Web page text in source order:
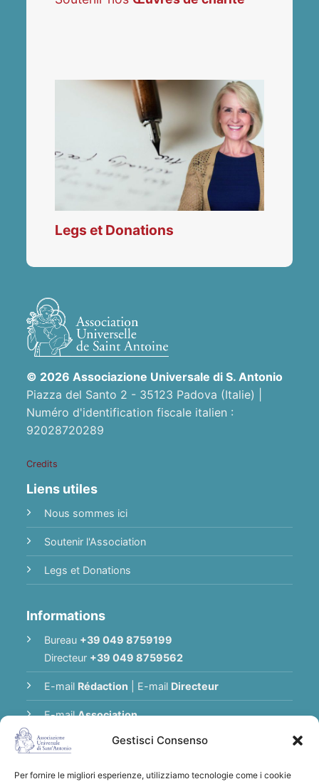
Gestisci Consenso
Per fornire le migliori esperienze, utilizziamo tecnologie come i cookie
Legs et Donations
© 2026 Associazione Universale di S. Antonio
Piazza del Santo 2 - 35123 Padova (Italie) |
Numéro d'identification fiscale italien :
92028720289
Credits
Liens utiles
Nous sommes ici
Soutenir l'Association
Legs et Donations
Informations
Bureau +39 049 8759199
Directeur +39 049 8759562
E-mail Rédaction E-mail Directeur
E-mailAssociation
Politique de Confidentialité